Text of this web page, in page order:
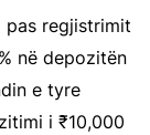
pas regjistrimit
në depozitën
e tyre
i ₹10,000